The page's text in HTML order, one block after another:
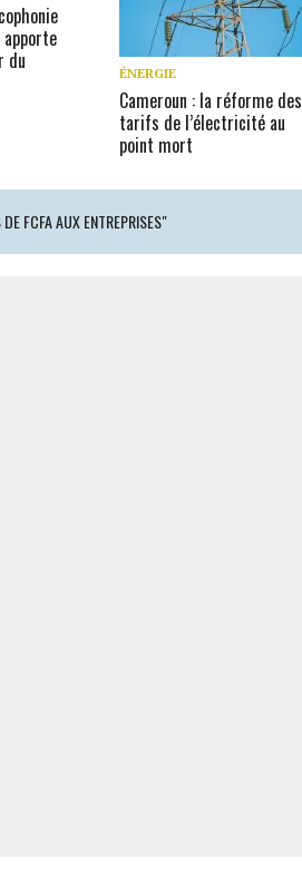
apporte
du
ÉNERGIE
Cameroun : la réforme des
tarifs de l’électricité au
point mort
FCFA AUX ENTREPRISES"